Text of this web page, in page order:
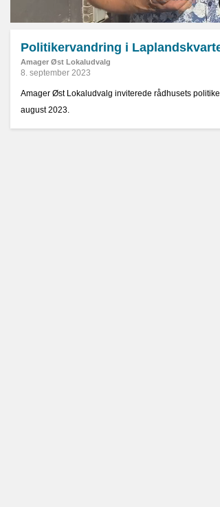
Politikervandring i
Amager Øst Lokaludvalg
8. september 2023
Amager Øst Lokaludvalg inviterede rådhusets
august 2023.